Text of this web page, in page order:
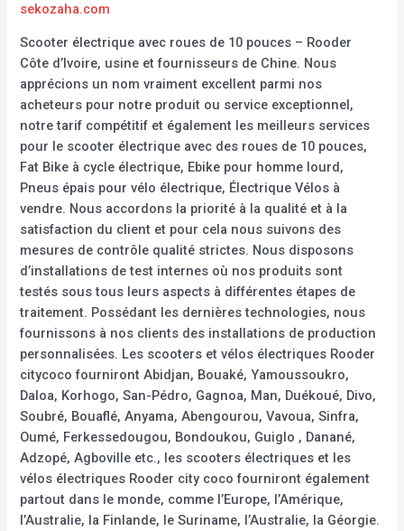
sekozaha.com
Scooter électrique avec roues de 10 pouces – Rooder
Côte d’Ivoire, usine et fournisseurs de Chine. Nous
apprécions un nom vraiment excellent parmi nos
acheteurs pour notre produit ou service exceptionnel,
notre tarif compétitif et également les meilleurs services
pour le scooter électrique avec des roues de 10 pouces,
Fat Bike à cycle électrique, Ebike pour homme lourd,
Pneus épais pour vélo électrique, Électrique Vélos à
vendre. Nous accordons la priorité à la qualité et à la
satisfaction du client et pour cela nous suivons des
mesures de contrôle qualité strictes. Nous disposons
d’installations de test internes où nos produits sont
testés sous tous leurs aspects à différentes étapes de
traitement. Possédant les dernières technologies, nous
fournissons à nos clients des installations de production
personnalisées. Les scooters et vélos électriques Rooder
citycoco fourniront Abidjan, Bouaké, Yamoussoukro,
Daloa, Korhogo, San-Pédro, Gagnoa, Man, Duékoué, Divo,
Soubré, Bouaflé, Anyama, Abengourou, Vavoua, Sinfra,
Oumé, Ferkessedougou, Bondoukou, Guiglo , Danané,
Adzopé, Agboville etc., les scooters électriques et les
vélos électriques Rooder city coco fourniront également
partout dans le monde, comme l’Europe, l’Amérique,
l’Australie, la Finlande, le Suriname, l’Australie, la Géorgie.